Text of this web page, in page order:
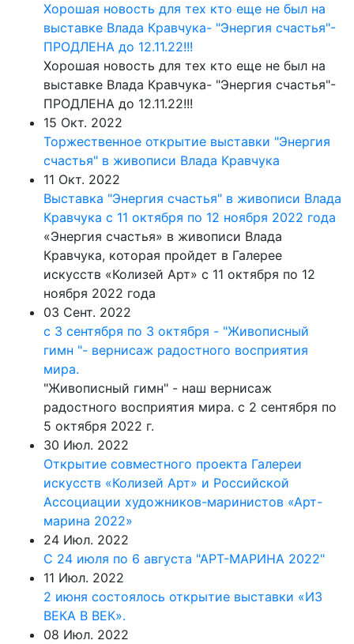
Хорошая новость для тех кто еще не был на
выставке Влада Кравчука- "Энергия счастья"-
ПРОДЛЕНА до 12.11.22!!!
Хорошая новость для тех кто еще не был на
выставке Влада Кравчука- "Энергия счастья"-
ПРОДЛЕНА до 12.11.22!!!
15 Окт. 2022
Торжественное открытие выставки "Энергия
счастья" в живописи Влада Кравчука
11 Окт. 2022
Выставка "Энергия счастья" в живописи Влада
Кравчука с 11 октября по 12 ноября 2022 года
«Энергия счастья» в живописи Влада
Кравчука, которая пройдет в Галерее
искусств «Колизей Арт» с 11 октября по 12
ноября 2022 года
03 Сент. 2022
с 3 сентября по 3 октября - "Живописный
гимн "- вернисаж радостного восприятия
мира.
"Живописный гимн" - наш вернисаж
радостного восприятия мира. с 2 сентября по
5 октября 2022 г.
30 Июл. 2022
Открытие совместного проекта Галереи
искусств «Колизей Арт» и Российской
Ассоциации художников-маринистов «Арт-
марина 2022»
24 Июл. 2022
С 24 июля по 6 августа "АРТ-МАРИНА 2022"
11 Июл. 2022
2 июня состоялось открытие выставки «ИЗ
ВЕКА В ВЕК».
08 Июл. 2022